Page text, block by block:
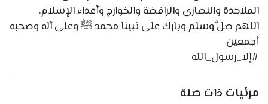
الملاحدة والنصارى والرافضة والخوارج وأعداء الإسلام.
اللهم صلَّ وسلم وبارك على نبينا محمد ﷺ وعلى آله وصحبه
أجمعين
#إلا_رسول_الله
مرئيات ذات صلة